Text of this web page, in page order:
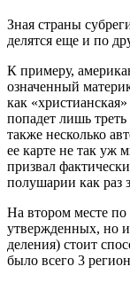
Зная страны
делятся еще и по
К примеру,
означенный
как
попадет лишь
также несколько
ее карте не так уж
призвал
полушарии как раз
На втором месте
утвержденных, но
деления) стоит
было всего 3